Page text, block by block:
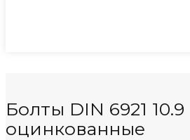
Болты DIN 6921 10.9
оцинкованные